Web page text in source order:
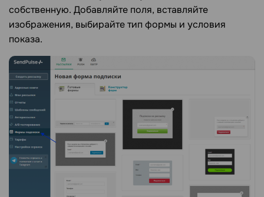
собственную. Добавляйте поля, вставляйте
изображения, выбирайте тип формы и условия
показа.